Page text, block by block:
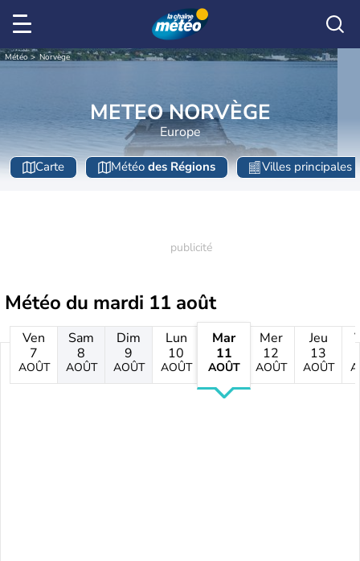
Météo Norvège
METEO NORVÈGE
Europe
Carte Météo des Régions Villes principales
Météo du mardi 11 août
Ven
7
AOÛT
Sam
8
AOÛT
Dim
9
AOÛT
Lun
10
AOÛT
Mar
11
AOÛT
Mer
12
AOÛT
Jeu
13
AOÛT